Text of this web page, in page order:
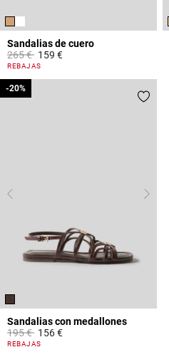
Sandalias de cuero
Price reduced from
265 €to159 €
3,6 out of 5 Customer Rating
REBAJAS
Sandalias con medallones
Price reduced from
195 €to
-20%
156 €
4,1 out of 5 Customer Rating
REBAJAS
-20%